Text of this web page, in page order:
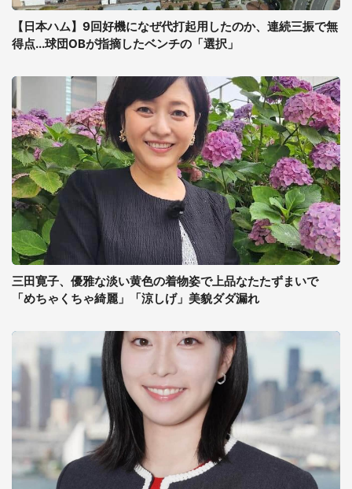
【日本ハム】9回好機になぜ代打起用したのか、連続三振で無
得点...球団OBが指摘したベンチの「選択」
三田寛子、優雅な淡い黄色の着物姿で上品なたたずまいで
「めちゃくちゃ綺麗」「涼しげ」美貌ダダ漏れ